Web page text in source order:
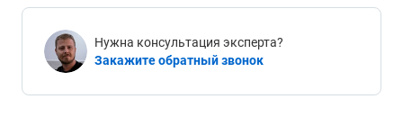
Нужна консультация эксперта?
Закажите обратный звонок